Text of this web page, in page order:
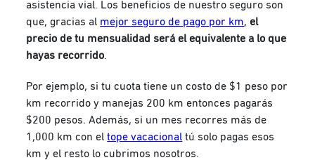
asistencia vial. Los beneficios de nuestro seguro son
que, gracias al mejor seguro de pago por km, el
precio de tu mensualidad será el equivalente a lo que
hayas recorrido.
Por ejemplo, si tu cuota tiene un costo de $1 peso por
km recorrido y manejas 200 km entonces pagarás
$200 pesos. Además, si un mes recorres más de
1,000 km con eltope vacacional tú solo pagas esos
km y el resto lo cubrimos nosotros.